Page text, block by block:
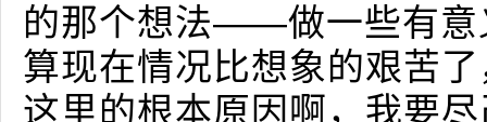
的那个想法——做一些有意
算现在情况比想象的艰苦
这里的根本原因啊，我要